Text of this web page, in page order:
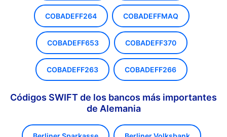
COBADEFF264 COBADEFFMAQ
COBADEFF653 COBADEFF370
COBADEFF263 COBADEFF266
Códigos SWIFT de los bancos más importantes
de Alemania